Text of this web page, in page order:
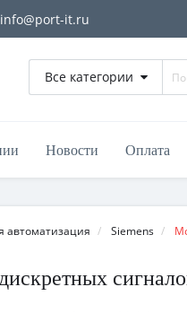
info@port-it.ru
Все категории
Новости Оплата
Siemens